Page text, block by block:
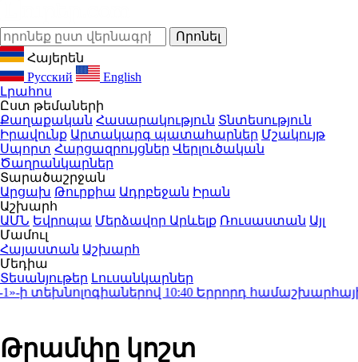
Հայերեն
Русский
English
Լրահոս
Ըստ թեմաների
Քաղաքական Հասարակություն Տնտեսություն
Իրավունք Արտակարգ պատահարներ Մշակույթ
Սպորտ Հարցազրույցներ Վերլուծական
Ծաղրանկարներ
Տարածաշրջան
Արցախ Թուրքիա Ադրբեջան Իրան
Աշխարհ
ԱՄՆ Եվրոպա Մերձավոր Արևելք Ռուսաստան Այլ
Մամուլ
Հայաստան Աշխարհ
Մեդիա
Տեսանյութեր Լուսանկարներ
տեխնոլոգիաներով10:40Երրորդ համաշխարհային
Թրամփը կոշտ